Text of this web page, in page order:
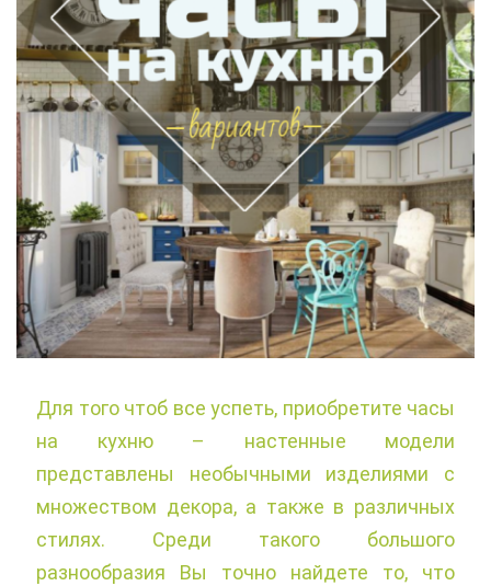
Для того чтоб все успеть, приобретите часы
на кухню – настенные модели
представлены необычными изделиями с
множеством декора, а также в различных
стилях. Среди такого большого
разнообразия Вы точно найдете то, что